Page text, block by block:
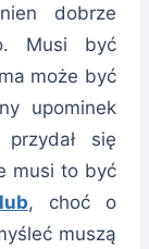
dobrze
Musi być
może być
upominek
się
musi to być
, choć o
muszą